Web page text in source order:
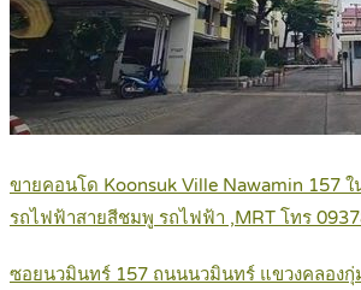
ขายคอนโด Koonsuk Ville Nawamin 157 ใ
รถไฟฟ้าสายสีชมพู รถไฟฟ้า ,MRT โทร
ซอยนวมินทร์ 157 ถนนนวมินทร์ แขวงคลองกุ่